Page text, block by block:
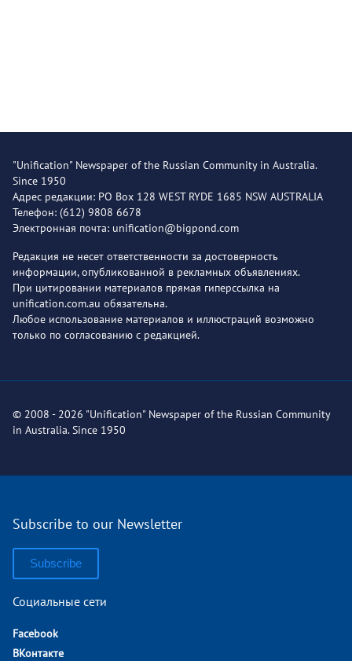
"Unification" Newspaper of the Russian Community in Australia.
Since 1950
Адрес редакции: PO Box 128 WEST RYDE 1685 NSW AUSTRALIA
Телефон: (612) 9808 6678
Электронная почта: unification@bigpond.com
Редакция не несет ответственности за достоверность
информации, опубликованной в рекламных объявлениях.
При цитировании материалов прямая гиперссылка на
unification.com.au обязательна.
Любое использование материалов и иллюстраций возможно
только по согласованию с редакцией.
© 2008 - 2026 "Unification" Newspaper of the Russian Community
in Australia. Since 1950
Subscribe to our Newsletter
Subscribe
Социальные сети
Facebook
ВКонтакте